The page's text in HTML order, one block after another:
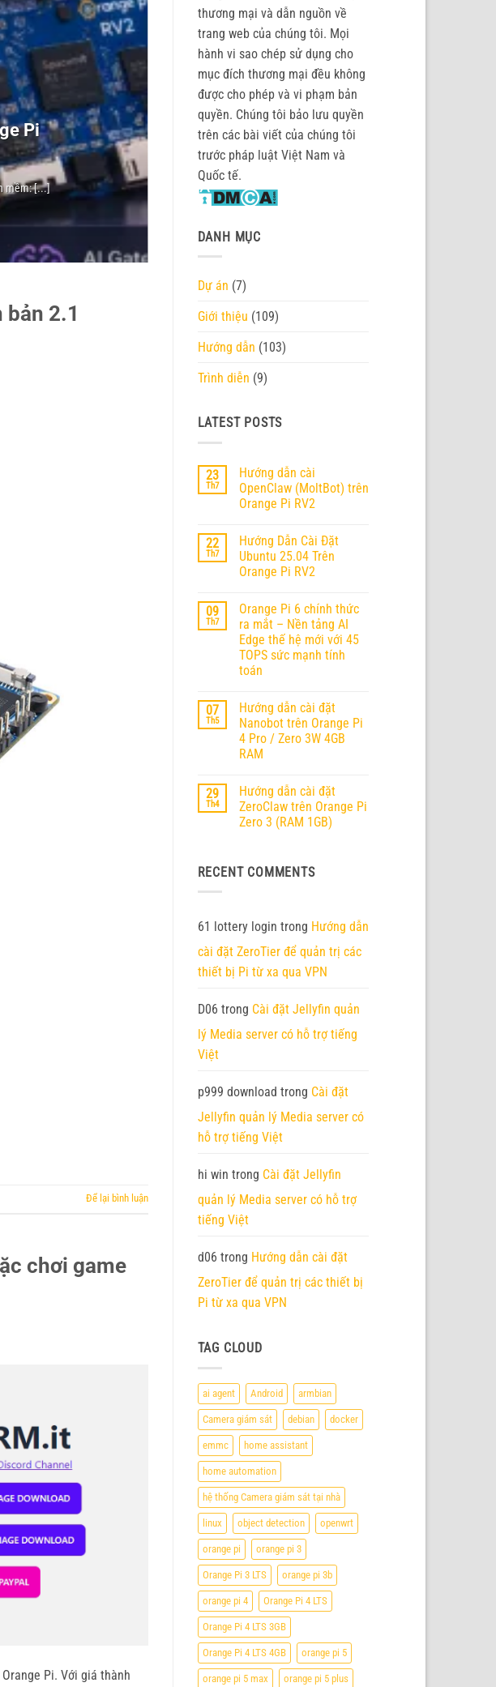
Pi
mềm: [...]
bản 2.1
Để lại bình luận
chơi game
Pi. Với giá thành
thương mại và dẫn nguồn về
trang web của chúng tôi. Mọi
hành vi sao chép sử dụng cho
mục đích thương mại đều không
được cho phép và vi phạm bản
quyền. Chúng tôi bảo lưu quyền
trên các bài viết của chúng tôi
trước pháp luật Việt Nam và
Quốc tế.
DANH MỤC
Dự án (7)
Giới thiệu (109)
Hướng dẫn (103)
Trình diễn (9)
LATEST POSTS
23
Th7
Hướng dẫn cài
OpenClaw (MoltBot) trên
Orange Pi RV2
bình
luận
ở
Hướng
OpenClaw
(MoltBot)
trên
Orange
Pi
RV2
22
Th7
Hướng Dẫn Cài Đặt
Ubuntu 25.04 Trên
Orange Pi RV2
bình
luận
ở
Hướng
Dẫn
Cài
Đặt
Trên
Orange
Pi
RV2
09
Th7
Orange Pi 6 chính thức
ra mắt – Nền tảng AI
Edge thế hệ mới với 45
TOPS sức mạnh tính
toán
bình
luận
ở
Orange
Pi
6
ra
mắt
–
Nền
thế
hệ
sức
tính
07
Th5
Hướng dẫn cài đặt
Nanobot trên Orange Pi
4 Pro / Zero 3W 4GB
RAM
bình
luận
ở
Hướng
Nanobot
trên
/
3W
4GB
RAM
29
Th4
Hướng dẫn cài đặt
ZeroClaw trên Orange Pi
Zero 3 (RAM 1GB)
luận
ở
đặt
ZeroClaw
Orange
Zero
1GB)
RECENT COMMENTS
61 lottery login trong Hướng dẫn
cài đặt ZeroTier để quản trị các
thiết bị Pi từ xa qua VPN
D06 trong Cài đặt Jellyfin quản
lý Media server có hỗ trợ tiếng
Việt
p999 download trong Cài đặt
Jellyfin quản lý Media server có
hỗ trợ tiếng Việt
hi win trong Cài đặt Jellyfin
quản lý Media server có hỗ trợ
tiếng Việt
d06 trong Hướng dẫn cài đặt
ZeroTier để quản trị các thiết bị
Pi từ xa qua VPN
TAG CLOUD
ai agent Android armbian
Camera giám sát debian docker
emmc home assistant
home automation
hệ thống Camera giám sát tại nhà
linux object detection openwrt
orange pi orange pi 3
Orange Pi 3 LTS orange pi 3b
orange pi 4 Orange Pi 4 LTS
Orange Pi 4 LTS 3GB
Orange Pi 4 LTS 4GB orange pi 5
orange pi 5 max orange pi 5 plus